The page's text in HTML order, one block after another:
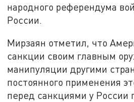
народного референдума
России.
Мирзаян отметил, что
санкции своим главным
манипуляции другими
постоянного применения
перед санкциями у России